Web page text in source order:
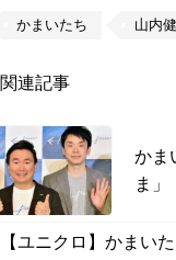
かまいたち 山内
関連記事
かま
ま」
【ユニクロ】かまい